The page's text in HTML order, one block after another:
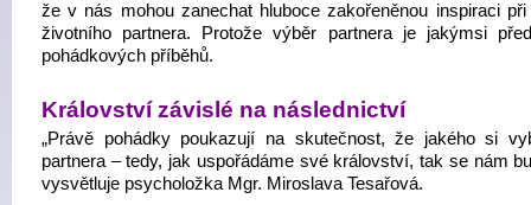
že v nás mohou zanechat hluboce zakořeněnou inspiraci při
životního partnera. Protože výběr partnera je jakýmsi
pohádkových příběhů.
Království závislé na následnictví
„Právě pohádky poukazují na skutečnost, že jakého si
partnera – tedy, jak uspořádáme své království, tak se nám
vysvětluje psycholožka Mgr. Miroslava Tesařová.